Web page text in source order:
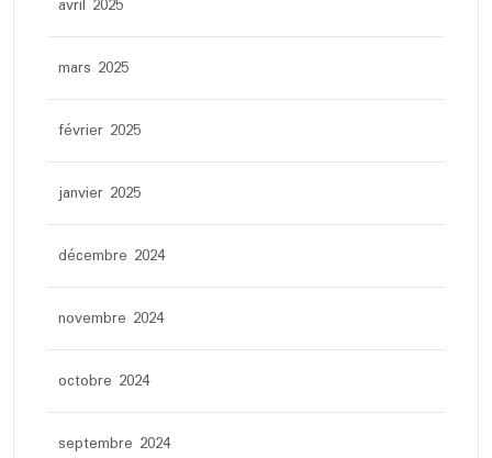
avril 2025
mars 2025
février 2025
janvier 2025
décembre 2024
novembre 2024
octobre 2024
septembre 2024